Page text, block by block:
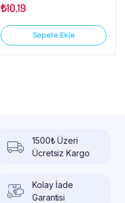
₺10,19
Sepete Ekle
1500₺ Üzeri
Ücretsiz Kargo
Kolay İade
Garantisi